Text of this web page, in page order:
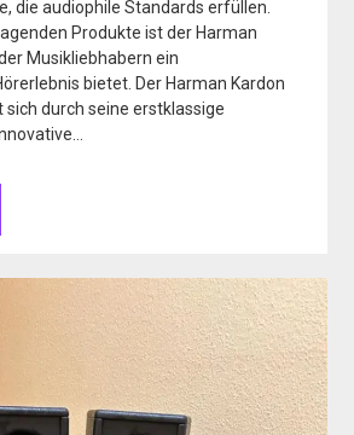
die audiophile Standards erfüllen.
Produkte ist der Harman
Musikliebhabern ein
bietet. Der Harman Kardon
sich durch seine erstklassige